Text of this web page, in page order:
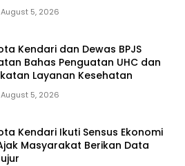
August 5, 2026
Kendari dan Dewas BPJS
Bahas Penguatan UHC dan
Layanan Kesehatan
August 5, 2026
Kendari Ikuti Sensus Ekonomi
Masyarakat Berikan Data